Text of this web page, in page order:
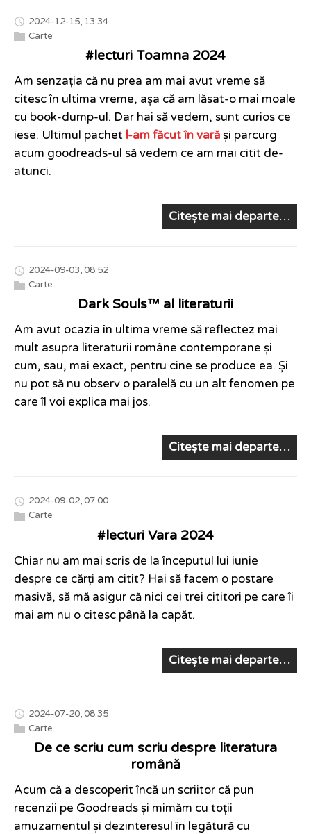
2024-12-15, 13:34
Carte
#lecturi Toamna 2024
Am senzația că nu prea am mai avut vreme să
citesc în ultima vreme, așa că am lăsat-o mai moale
cu book-dump-ul. Dar hai să vedem, sunt curios ce
iese. Ultimul pachet l-am făcut în vară și parcurg
acum goodreads-ul să vedem ce am mai citit de-
atunci.
Citește mai departe…
2024-09-03, 08:52
Carte
Dark Souls™️ al literaturii
Am avut ocazia în ultima vreme să reflectez mai
mult asupra literaturii române contemporane și
cum, sau, mai exact, pentru cine se produce ea. Și
nu pot să nu observ o paralelă cu un alt fenomen pe
care îl voi explica mai jos.
Citește mai departe…
2024-09-02, 07:00
Carte
#lecturi Vara 2024
Chiar nu am mai scris de la începutul lui iunie
despre ce cărți am citit? Hai să facem o postare
masivă, să mă asigur că nici cei trei cititori pe care îi
mai am nu o citesc până la capăt.
Citește mai departe…
2024-07-20, 08:35
Carte
De ce scriu cum scriu despre literatura
română
Acum că a descoperit încă un scriitor că pun
recenzii pe Goodreads și mimăm cu toții
amuzamentul și dezinteresul în legătură cu